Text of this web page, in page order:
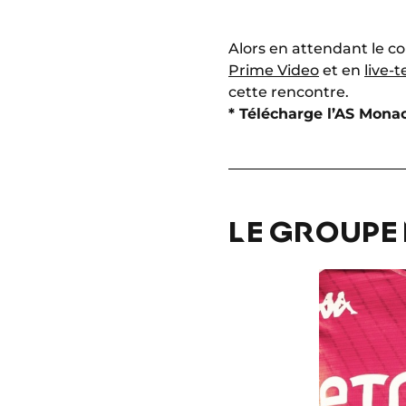
Alors en attendant le
Prime Video et en live-
cette rencontre.
* Télécharge l’AS
LE